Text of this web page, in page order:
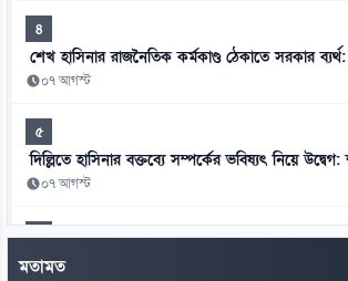
৪
শেখ হাসিনার রাজনৈতিক কর্মকাণ্ড ঠেকাতে সরকার
০৭ আগস্ট
৫
দিল্লিতে হাসিনার বক্তব্যে সম্পর্কের ভবিষ্যৎ নিয়ে
০৭ আগস্ট
৬
মানবতাবিরোধী অপরাধের খসড়া তদন্তে জাফর
মতামত